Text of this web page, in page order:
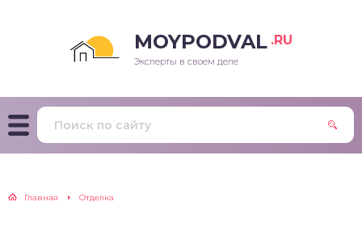
MOYPODVAL .RU
Эксперты в своем деле
Главная Отделка